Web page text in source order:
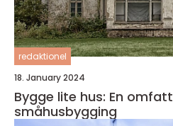
redaktionel
18. January 2024
Bygge lite hus: En
småhusbygging